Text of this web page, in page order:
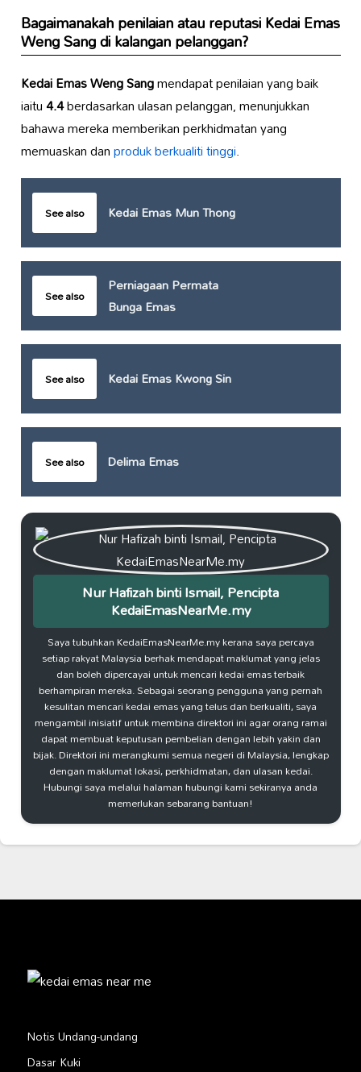
Bagaimanakah penilaian atau reputasiKedai Emas
Weng Sangdi kalangan pelanggan?
Kedai Emas Weng Sangmendapat penilaian yang baik
iaitu4.4berdasarkan ulasan pelanggan, menunjukkan
bahawa mereka memberikan perkhidmatan yang
memuaskan danproduk berkualiti tinggi.
See also Kedai Emas Mun Thong
See also
Perniagaan Permata
Bunga Emas
See also Kedai Emas Kwong Sin
See also Delima Emas
Nur Hafizah binti Ismail, Pencipta
KedaiEmasNearMe.my
Saya tubuhkan KedaiEmasNearMe.my kerana saya percaya
setiap rakyat Malaysia berhak mendapat maklumat yang jelas
dan boleh dipercayai untuk mencari kedai emas terbaik
berhampiran mereka. Sebagai seorang pengguna yang pernah
kesulitan mencari kedai emas yang telus dan berkualiti, saya
mengambil inisiatif untuk membina direktori ini agar orang ramai
dapat membuat keputusan pembelian dengan lebih yakin dan
bijak. Direktori ini merangkumi semua negeri di Malaysia, lengkap
dengan maklumat lokasi, perkhidmatan, dan ulasan kedai.
Hubungi saya melalui halaman hubungi kami sekiranya anda
memerlukan sebarang bantuan!
Notis Undang-undang
Dasar Kuki